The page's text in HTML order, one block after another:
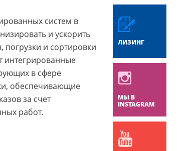
ЛИЗИНГ
МЫ В
INSTAGRAM
систем в
и ускорить
погрузки и сортировки
интегрированные
в сфере
обеспечивающие
за счет
работ.